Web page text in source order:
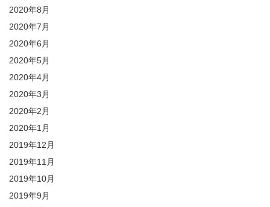
2020年8月
2020年7月
2020年6月
2020年5月
2020年4月
2020年3月
2020年2月
2020年1月
2019年12月
2019年11月
2019年10月
2019年9月